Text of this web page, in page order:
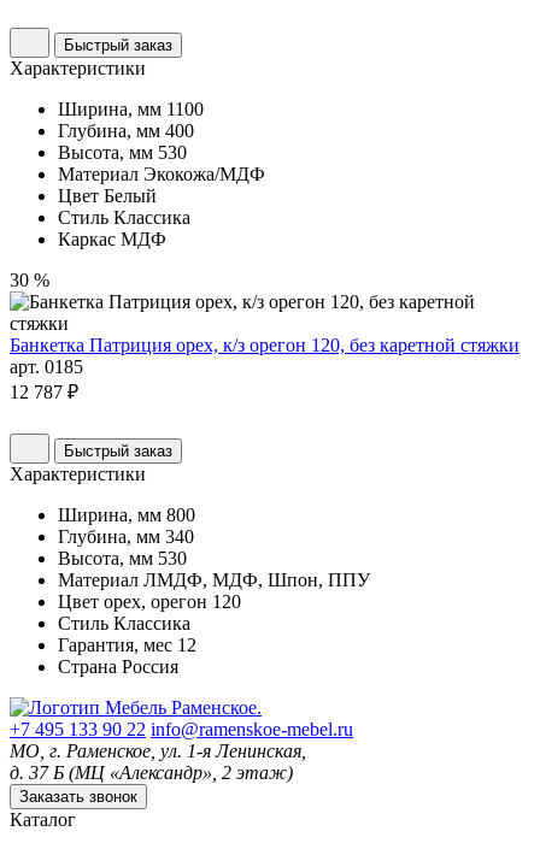
Быстрый заказ
Характеристики
Ширина, мм 1100
Глубина, мм 400
Высота, мм 530
Материал Экокожа/МДФ
Цвет Белый
Стиль Классика
Каркас МДФ
30 %
Банкетка Патриция орех, к/з орегон 120, без каретной стяжки
арт. 0185
12 787 ₽
Быстрый заказ
Характеристики
Ширина, мм 800
Глубина, мм 340
Высота, мм 530
Материал ЛМДФ, МДФ, Шпон, ППУ
Цвет орех, орегон 120
Стиль Классика
Гарантия, мес 12
Страна Россия
+7 495 133 90 22 info@ramenskoe-mebel.ru
МО, г. Раменское, ул. 1-я Ленинская,
д. 37 Б (МЦ «Александр», 2 этаж)
Заказать звонок
Каталог